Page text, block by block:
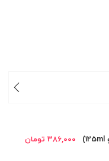
386,000 تومان